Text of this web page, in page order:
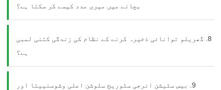
بچانے میں میری مدد کیسے کر سکتا ہے؟
8. گھریلو توانائی ذخیرہ کرنے کے نظام کی زندگی کتنی لمبی
ہے؟
9. بیس سٹیشن انرجی سٹوریج سلوشن اعلی وشوسنییتا اور
پیغام بھیجیں